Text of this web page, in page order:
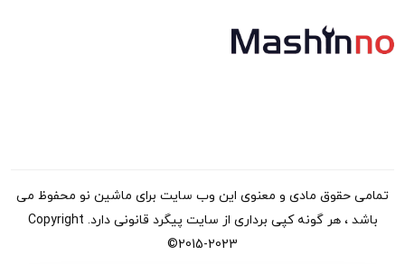
تمامی حقوق مادی و معنوی این وب سایت برای ماشین نو محفوظ می
باشد ، هر گونه کپی برداری از سایت پیگرد قانونی دارد. Copyright
©2015-2023